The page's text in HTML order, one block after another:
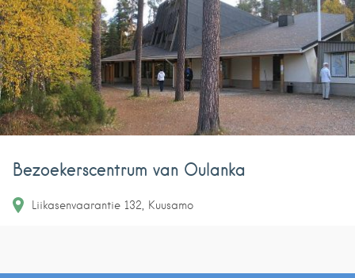
Bezoekerscentrum van Oulanka
Liikasenvaarantie 132 Kuusamo